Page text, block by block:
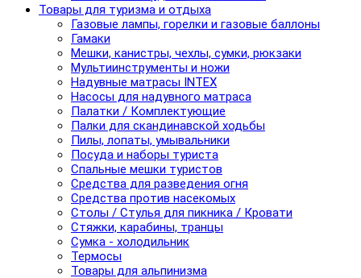
Товары для туризма и отдыха
Газовые лампы, горелки и газовые баллоны
Гамаки
Мешки, канистры, чехлы, сумки, рюкзаки
Мультиинструменты и ножи
Надувные матрасы INTEX
Насосы для надувного матраса
Палатки / Комплектующие
Палки для скандинавской ходьбы
Пилы, лопаты, умывальники
Посуда и наборы туриста
Спальные мешки туристов
Средства для разведения огня
Средства против насекомых
Столы / Стулья для пикника / Кровати
Стяжки, карабины, транцы
Сумка - холодильник
Термосы
Товары для альпинизма